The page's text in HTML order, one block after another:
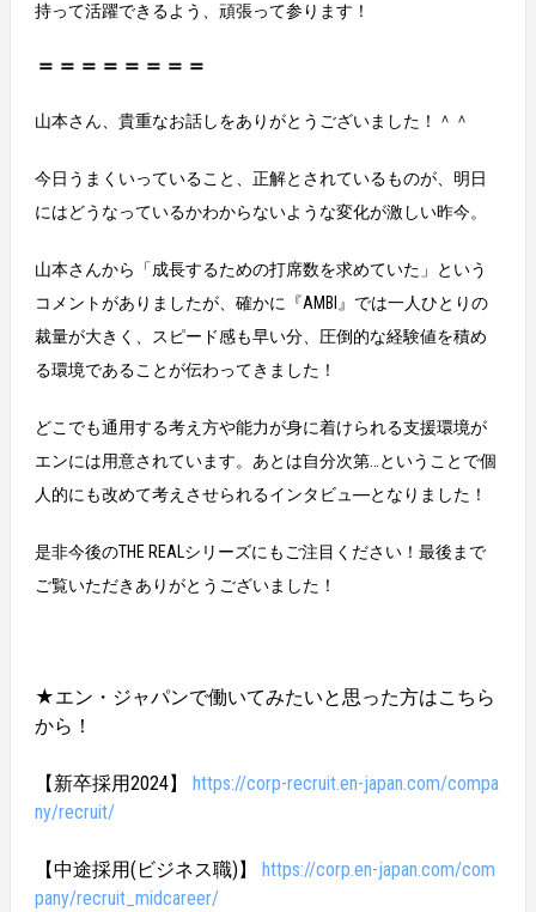
持って活躍できるよう、頑張って参ります！
＝＝＝＝＝＝＝＝
山本さん、貴重なお話しをありがとうございました！＾＾
今日うまくいっていること、正解とされているものが、明日
にはどうなっているかわからないような変化が激しい昨今。
山本さんから「成長するための打席数を求めていた」という
コメントがありましたが、確かに『AMBI』では一人ひとりの
裁量が大きく、スピード感も早い分、圧倒的な経験値を積め
る環境であることが伝わってきました！
どこでも通用する考え方や能力が身に着けられる支援環境が
エンには用意されています。あとは自分次第…ということで個
人的にも改めて考えさせられるインタビュ―となりました！
是非今後のTHE REALシリーズにもご注目ください！最後まで
ご覧いただきありがとうございました！
★エン・ジャパンで働いてみたいと思った方はこちら
から！
【新卒採用2024】
https://corp-recruit.en-japan.com/compa
ny/recruit/
【中途採用(ビジネス職)】
https://corp.en-japan.com/com
pany/recruit_midcareer/